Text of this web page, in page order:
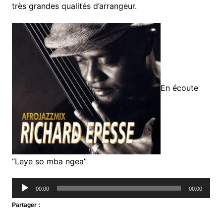
très grandes qualités d’arrangeur.
En écoute
“Leye so mba ngea”
Lecteur
audio
00:00 00:00
Partager :